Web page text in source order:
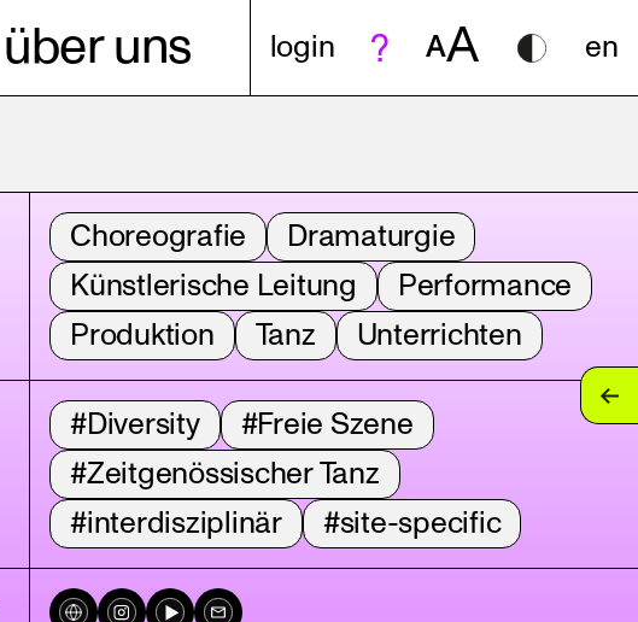
über uns login AA en
Choreografie
Dramaturgie
Künstlerische Leitung
Performance
Produktion
Tanz Unterrichten
#Diversity
#Freie Szene
#Zeitgenössischer Tanz
#interdisziplinär
#site-specific